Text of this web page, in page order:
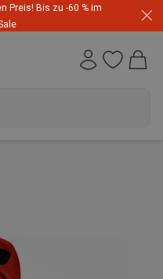
Preis! Bis zu -60 % im